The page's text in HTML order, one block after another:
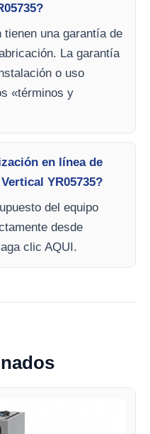
tienen una garantía de
La garantía
o uso
«términos y
en línea de
YR05735?
del equipo
desde
clic AQUI.